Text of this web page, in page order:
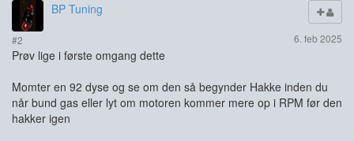
BP Tuning
#2 6. feb 2025
Prøv lige i første omgang dette
Momter en 92 dyse og se om den så begynder Hakke inden du
når bund gas eller lyt om motoren kommer mere op i RPM før den
hakker igen